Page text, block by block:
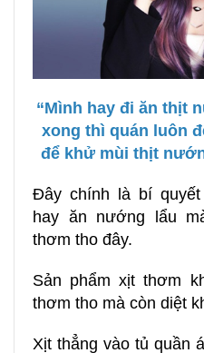
“Mình hay đi ăn thịt
xong thì quán luôn
để khử mùi thịt
Đây chính là bí
hay ăn nướng lẩu
thơm tho đây.
Sản phẩm xịt thơm
thơm tho mà còn diệt
Xịt thẳng vào tủ quần